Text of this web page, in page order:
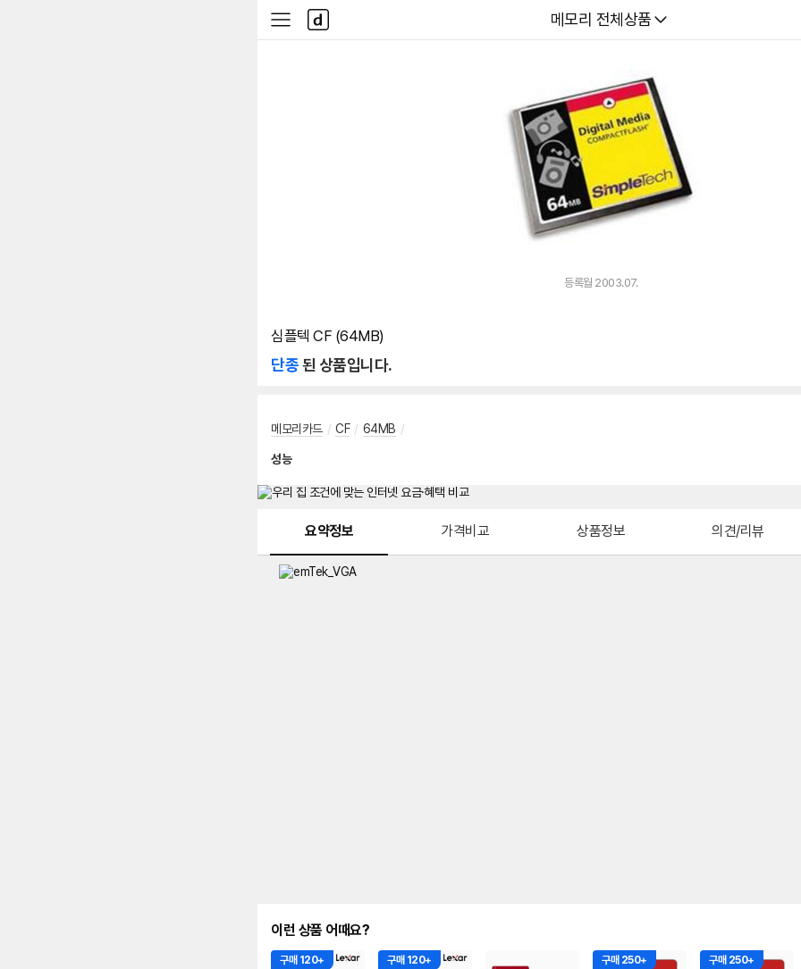
다나와
메모리 전체상품
사
이
다
나
와
등록월 2003.07.
심플텍 CF (64MB)
단종된 상품입니다.
메모리카드 / CF / 64MB /
성능
요약정보 가격비교 상품정보 의견/리뷰
이런 상품 어때요?
구매 120+ 구매 120+ 구매 250+ 구매 250+